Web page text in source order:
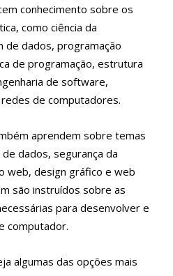
conhecimento sobre os
como ciência da
de dados, programação
de programação, estrutura
de software,
de computadores.
aprendem sobre temas
dados, segurança da
web, design gráfico e web
são instruídos sobre as
para desenvolver e
computador.